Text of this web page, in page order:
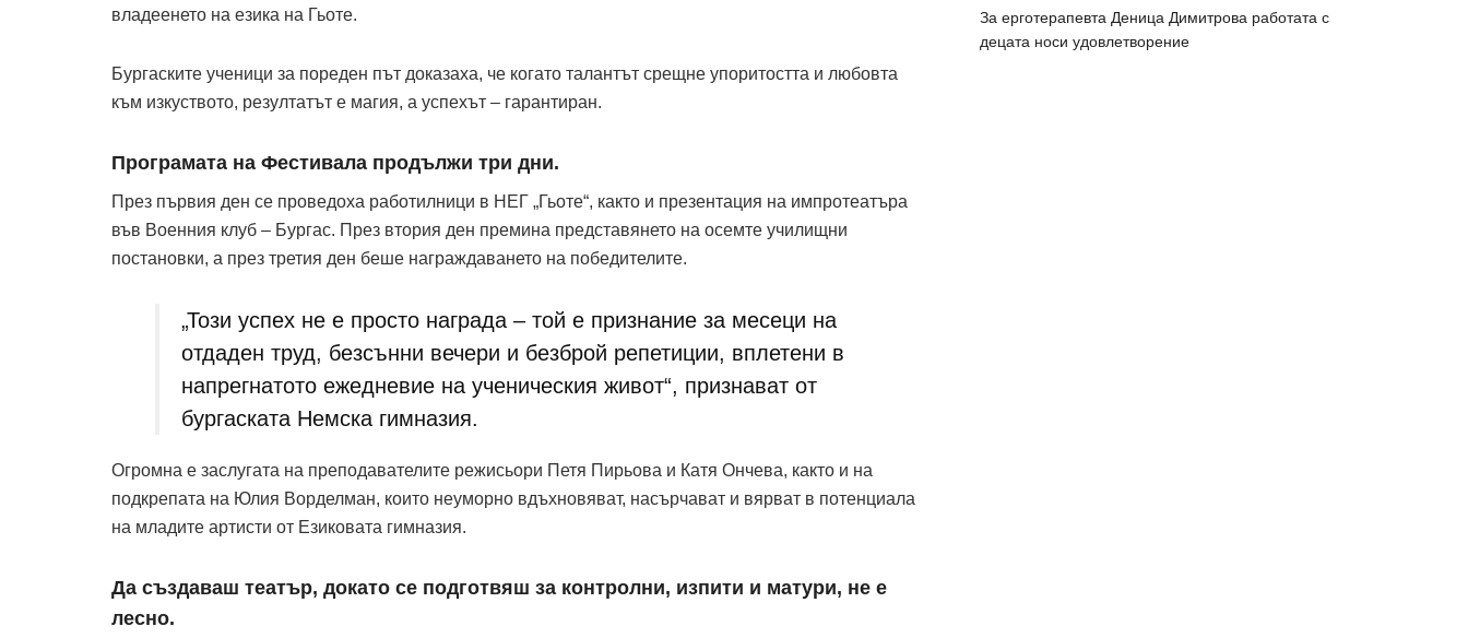
владеенето на езика на Гьоте.
Бургаските ученици за пореден път доказаха, че когато талантът срещне упоритостта и любовта
към изкуството, резултатът е магия, а успехът – гарантиран.
Програмата на Фестивала продължи три дни.
През първия ден се проведоха работилници в НЕГ „Гьоте“, както и презентация на импротеатъра
във Военния клуб – Бургас. През втория ден премина представянето на осемте училищни
постановки, а през третия ден беше награждаването на победителите.
„Този успех не е просто награда – той е признание за месеци на
отдаден труд, безсънни вечери и безброй репетиции, вплетени в
напрегнатото ежедневие на ученическия живот“, признават от
бургаската Немска гимназия.
Огромна е заслугата на преподавателите режисьори Петя Пирьова и Катя Ончева, както и на
подкрепата на Юлия Ворделман, които неуморно вдъхновяват, насърчават и вярват в потенциала
на младите артисти от Езиковата гимназия.
Да създаваш театър, докато се подготвяш за контролни, изпити и матури, не е
лесно.
За ерготерапевта Деница Димитрова работата с
децата носи удовлетворение